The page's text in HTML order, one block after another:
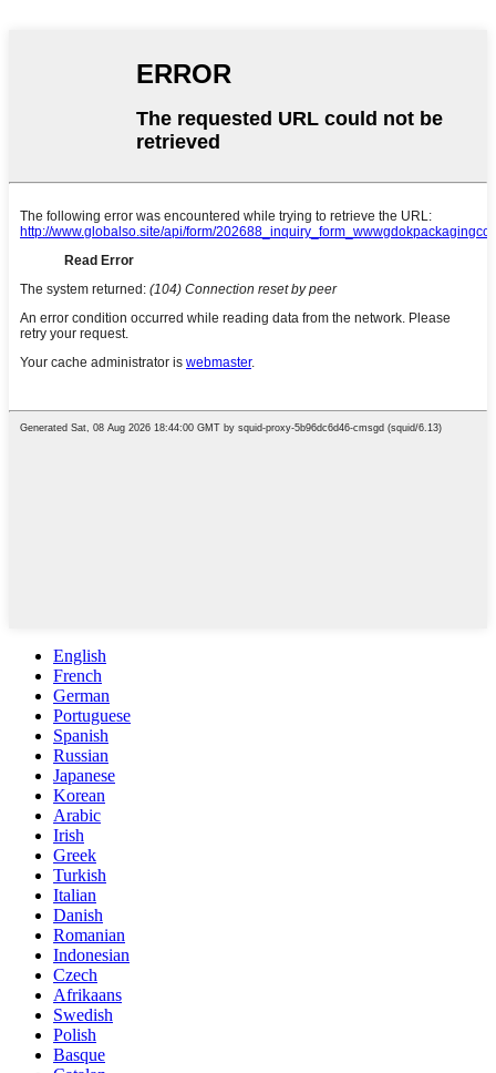
English
French
German
Portuguese
Spanish
Russian
Japanese
Korean
Arabic
Irish
Greek
Turkish
Italian
Danish
Romanian
Indonesian
Czech
Afrikaans
Swedish
Polish
Basque